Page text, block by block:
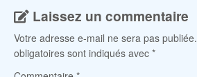
Laissez un commentaire
Votre adresse e-mail ne sera pas publiée.
obligatoires sont indiqués avec *